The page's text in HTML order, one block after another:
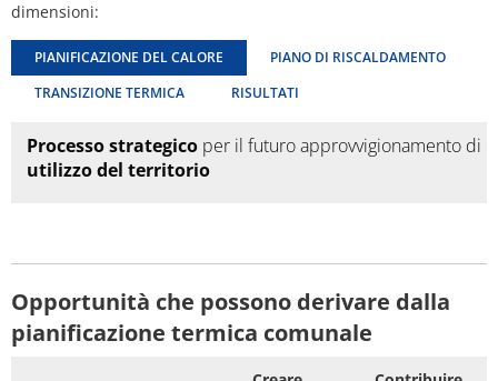
Ambiente
Pianificazione termica comunale
Ruessingen
Standenbühl
dimensioni:
PIANIFICAZIONE DEL CALORE
PIANO DI RISCALDAMENTO
TRANSIZIONE TERMICA
RISULTATI
Processo strategico per il futuro approvvigionamento di
utilizzo del territorio
Opportunità che possono derivare dalla
pianificazione termica comunale